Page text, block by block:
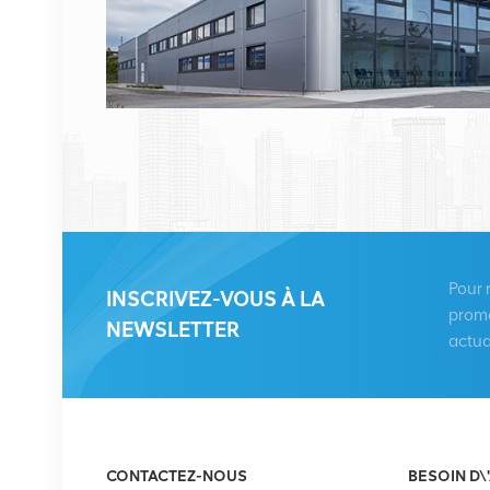
VOIR LES DÉTAILS
HUAWEI RRU5909
HUAWEI UBBPg1a
03050BYF pour bande
3900
HE
INSCRIVEZ-VOUS À LA
NEWSLETTER
Pour
CONTACTEZ-NOUS BESOIN